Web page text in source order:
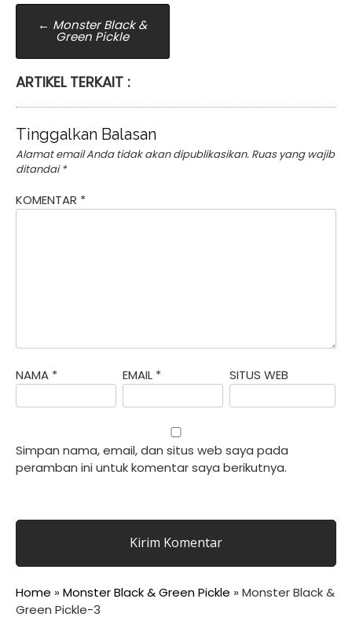
Post
navigation
← Monster Black &
Green Pickle
ARTIKEL TERKAIT :
Tinggalkan Balasan
Alamat email Anda tidak akan dipublikasikan. Ruas yang wajib
ditandai*
KOMENTAR *
NAMA * EMAIL * SITUS WEB
Simpan nama, email, dan situs web saya pada
peramban ini untuk komentar saya berikutnya.
Home » Monster Black & Green Pickle » Monster Black &
Green Pickle-3